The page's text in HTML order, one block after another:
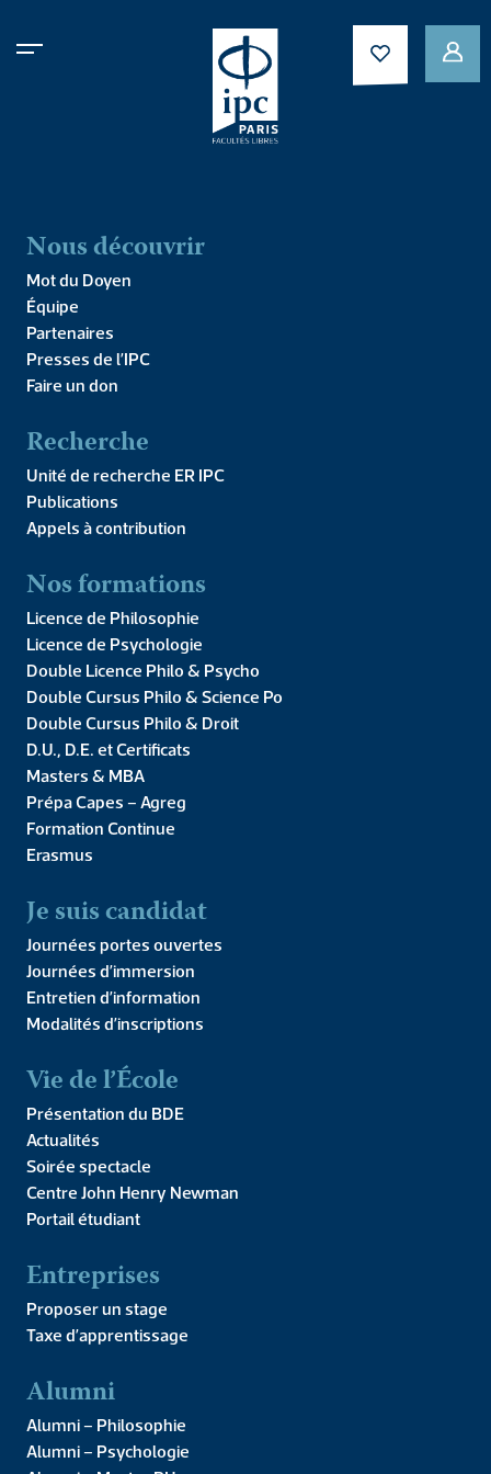
Nous découvrir
Mot du Doyen
Équipe
Partenaires
Presses de l’IPC
Faire un don
Recherche
Unité de recherche ER IPC
Publications
Appels à contribution
Nos formations
Licence de Philosophie
Licence de Psychologie
Double Licence Philo & Psycho
Double Cursus Philo & Science Po
Double Cursus Philo & Droit
D.U., D.E. et Certificats
Masters & MBA
Prépa Capes – Agreg
Formation Continue
Erasmus
Je suis candidat
Journées portes ouvertes
Journées d’immersion
Entretien d’information
Modalités d’inscriptions
Vie de l’École
Présentation du BDE
Actualités
Soirée spectacle
Centre John Henry Newman
Portail étudiant
Entreprises
Proposer un stage
Taxe d’apprentissage
Alumni
Alumni – Philosophie
Alumni – Psychologie
Présentation du Master
Vous vous posez la question du Master RH à l’IPC-Facultés
visioconférence jeudi 12 mars 2026 à 20h. Inscription à la
Présentation du Master
RH
Vous vous posez la question du Master RH à l’IPC-Facultés
Libres ? Venez assister à cette présentation en
visioconférence jeudi 5 février 2026 à 20h. Merci de vous
inscrire via […]
Présentation du Master
RH